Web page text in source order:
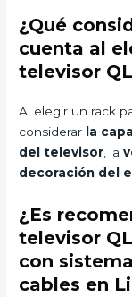
¿Qué
cuenta al
televisor
Al elegir un rack
considerar la
del televisor , la
decoración del
¿Es
televisor
con
cables en